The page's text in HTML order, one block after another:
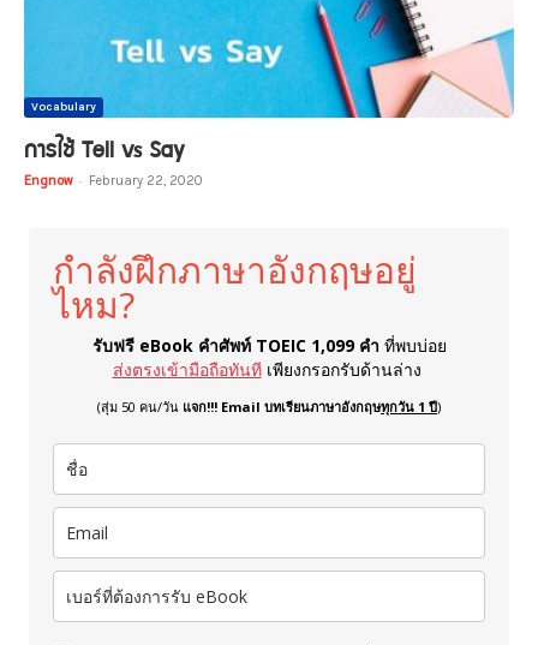
Vocabulary
การใช้ Tell vs Say
Engnow - February 22, 2020
กำลังฝึกภาษาอังกฤษอยู่
ไหม?
รับฟรี eBook คำศัพท์ TOEIC 1,099 คำ ที่พบบ่อย
ส่งตรงเข้ามือถือทันที เพียงกรอกรับด้านล่าง
(สุ่ม 50 คน/วัน แจก!!! Email บทเรียนภาษาอังกฤษทุกวัน 1 ปี)